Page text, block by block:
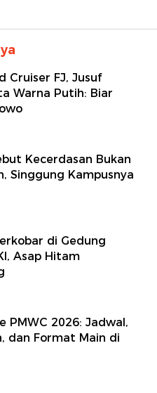
Cruiser FJ, Jusuf
Warna Putih: Biar
Kecerdasan Bukan
Singgung Kampusnya
di Gedung
Asap Hitam
PMWC 2026: Jadwal,
dan Format Main di